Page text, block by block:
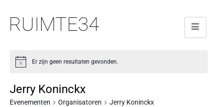
RUIMTE34
Er zijn geen resultaten gevonden.
Jerry Koninckx
Evenementen Organisatoren Jerry Koninckx